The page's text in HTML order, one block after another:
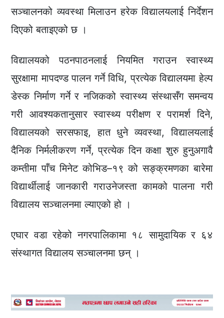
सञ्चालनको व्यवस्था मिलाउन हरेक विद्यालयलाई निर्देशन
दिएको बताइएको छ ।
विद्यालयको पठनपाठनलाई नियमित गराउन स्वास्थ्य
सुरक्षामा मापदण्ड पालन गर्ने विधि, प्रत्येक विद्यालयमा हेल्प
डेस्क निर्माण गर्ने र नजिकको स्वास्थ्य संस्थासँग समन्वय
गरी आवश्यकतानुसार स्वास्थ्य परीक्षण र परामर्श दिने,
विद्यालयको सरसफाइ, हात धुने व्यवस्था, विद्यालयलाई
दैनिक निर्मलीकरण गर्ने, प्रत्येक दिन कक्षा शुरु हुनुअगावै
कम्तीमा पाँच मिनेट कोभिड–१९ को सङ्क्रमणका बारेमा
विद्यार्थीलाई जानकारी गराउनेजस्ता कामको पालना गरी
विद्यालय सञ्चालनमा ल्याएको हो ।
एघार वडा रहेको नगरपालिकामा १८ सामुदायिक र ६४
संस्थागत विद्यालय सञ्चालनमा छन् ।